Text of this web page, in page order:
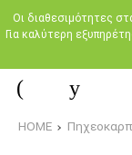
Oι διαθεσιμότητες
Για καλύτερη
HOME